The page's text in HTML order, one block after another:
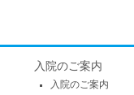
入院のご案内
入院のご案内